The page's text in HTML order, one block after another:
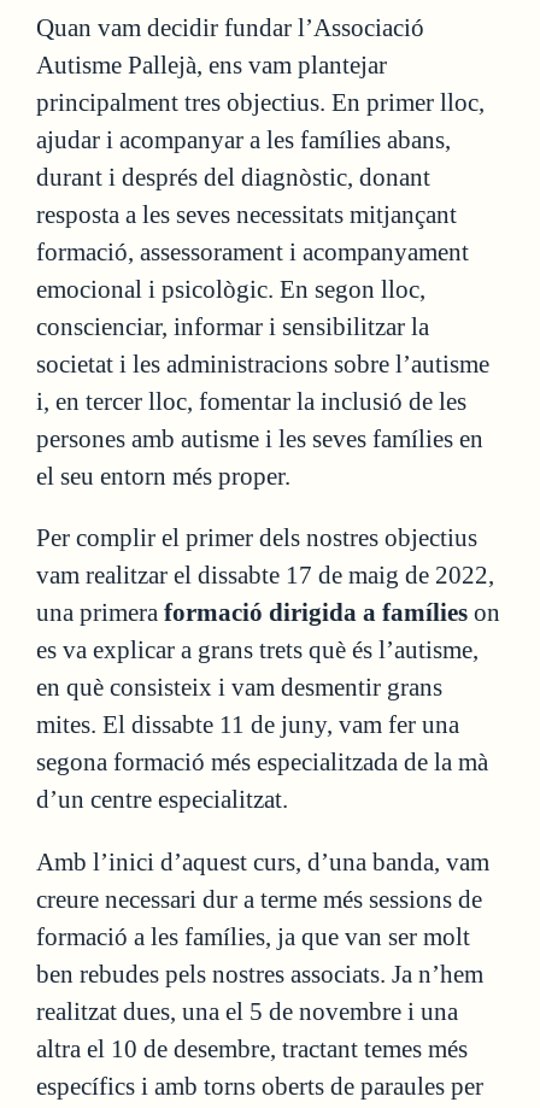
Quan vam decidir fundar l’Associació
Autisme Pallejà, ens vam plantejar
principalment tres objectius. En primer lloc,
ajudar i acompanyar a les famílies abans,
durant i després del diagnòstic, donant
resposta a les seves necessitats mitjançant
formació, assessorament i acompanyament
emocional i psicològic. En segon lloc,
conscienciar, informar i sensibilitzar la
societat i les administracions sobre l’autisme
i, en tercer lloc, fomentar la inclusió de les
persones amb autisme i les seves famílies en
el seu entorn més proper.
Per complir el primer dels nostres objectius
vam realitzar el dissabte 17 de maig de 2022,
una primera formació dirigida a famílies on
es va explicar a grans trets què és l’autisme,
en què consisteix i vam desmentir grans
mites. El dissabte 11 de juny, vam fer una
segona formació més especialitzada de la mà
d’un centre especialitzat.
Amb l’inici d’aquest curs, d’una banda, vam
creure necessari dur a terme més sessions de
formació a les famílies, ja que van ser molt
ben rebudes pels nostres associats. Ja n’hem
realitzat dues, una el 5 de novembre i una
altra el 10 de desembre, tractant temes més
específics i amb torns oberts de paraules per